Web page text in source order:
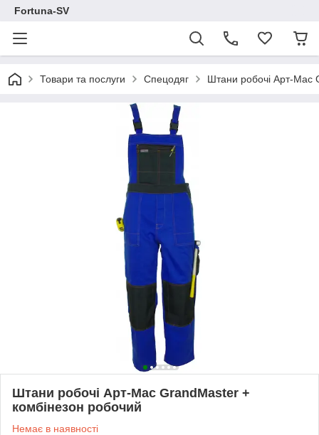
Fortuna-SV
Товари та послуги Спецодяг Штани робочі Арт-Мас
Штани робочі Арт-Мас GrandMaster +
комбінезон робочий
Немає в наявності